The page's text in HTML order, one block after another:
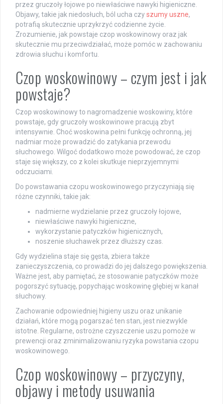
przez gruczoły łojowe po niewłaściwe nawyki higieniczne.
Objawy, takie jak niedosłuch, ból ucha czyszumy uszne,
potrafią skutecznie uprzykrzyć codzienne życie.
Zrozumienie, jak powstaje czop woskowinowy oraz jak
skutecznie mu przeciwdziałać, może pomóc w zachowaniu
zdrowia słuchu i komfortu.
Czop woskowinowy – czym jest i jak
powstaje?
Czop woskowinowy to nagromadzenie woskowiny, które
powstaje, gdy gruczoły woskowinowe pracują zbyt
intensywnie. Choć woskowina pełni funkcję ochronną, jej
nadmiar może prowadzić do zatykania przewodu
słuchowego. Wilgoć dodatkowo może powodować, że czop
staje się większy, co z kolei skutkuje nieprzyjemnymi
odczuciami.
Do powstawania czopu woskowinowego przyczyniają się
różne czynniki, takie jak:
nadmierne wydzielanie przez gruczoły łojowe,
niewłaściwe nawyki higieniczne,
wykorzystanie patyczków higienicznych,
noszenie słuchawek przez dłuższy czas.
Gdy wydzielina staje się gęsta, zbiera także
zanieczyszczenia, co prowadzi do jej dalszego powiększenia.
Ważne jest, aby pamiętać, że stosowanie patyczków może
pogorszyć sytuację, popychając woskowinę głębiej w kanał
słuchowy.
Zachowanie odpowiedniej higieny uszu oraz unikanie
działań, które mogą pogarszać ten stan, jest niezwykle
istotne. Regularne, ostrożne czyszczenie uszu pomoże w
prewencji oraz zminimalizowaniu ryzyka powstania czopu
woskowinowego.
Czop woskowinowy – przyczyny,
objawy i metody usuwania